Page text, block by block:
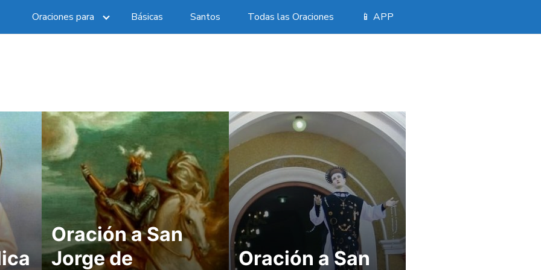
Oraciones para Básicas Santos Todas las Oraciones 📱 APP
Oración a San
Jorge de
Oración a San